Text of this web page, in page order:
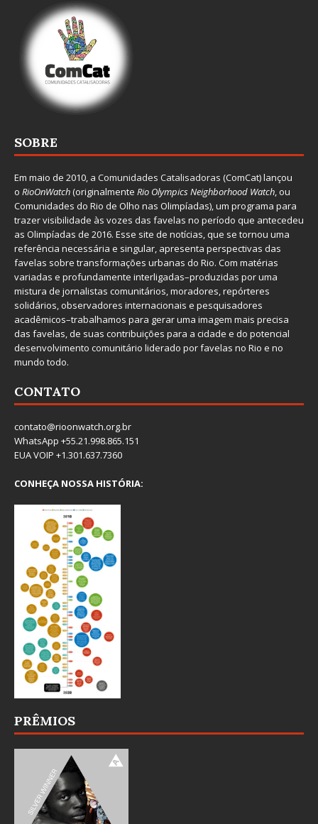
SOBRE
Em maio de 2010, a Comunidades Catalisadoras (ComCat) lançou
o RioOnWatch(originalmente Rio Olympics Neighborhood Watch, ou
Comunidades do Rio de Olho nas Olimpíadas), um programa para
trazer visibilidade às vozes das favelas no período que antecedeu
as Olimpíadas de 2016. Esse site de notícias, que se tornou uma
referência necessária e singular, apresenta perspectivas das
favelas sobre transformações urbanas do Rio. Com matérias
variadas e profundamente interligadas–produzidas por uma
mistura de jornalistas comunitários, moradores, repórteres
solidários, observadores internacionais e pesquisadores
acadêmicos–trabalhamos para gerar uma imagem mais precisa
das favelas, de suas contribuições para a cidade e do potencial
desenvolvimento comunitário liderado por favelas no Rio e no
mundo todo.
CONTATO
contato@rioonwatch.org.br
WhatsApp +55.21.998.865.151
EUA VOIP +1.301.637.7360
CONHEÇA NOSSA HISTÓRIA:
PRÊMIOS